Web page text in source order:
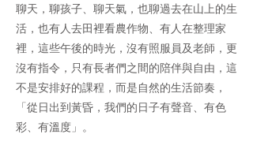
聊天，聊孩子、聊天氣，也聊過去在山上的生
活，也有人去田裡看農作物、有人在整理家
裡，這些午後的時光，沒有照服員及老師，更
沒有指令，只有長者們之間的陪伴與自由，這
不是安排好的課程，而是自然的生活節奏，
「從日出到黃昏，我們的日子有聲音、有色
彩、有溫度」。